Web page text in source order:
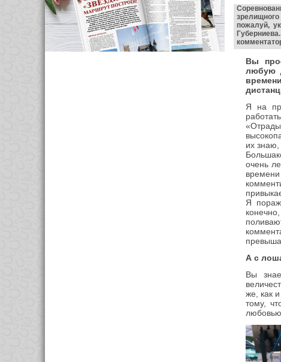
пожалуй,
Вы
любую
Я на
их знаю,
очень
Я
А с
Вы
же, как
тому,
любовью